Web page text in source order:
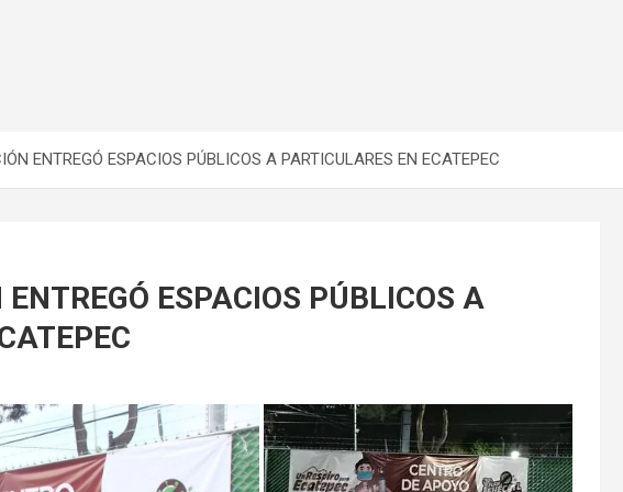
ENTREGÓ ESPACIOS PÚBLICOS A PARTICULARES EN ECATEPEC
ENTREGÓ ESPACIOS PÚBLICOS A